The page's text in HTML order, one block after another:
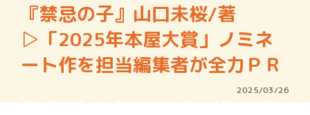
『禁忌の子』山口未桜/著
▷「2025年本屋大賞」ノミネ
ート作を担当編集者が全力ＰＲ
2025/03/26